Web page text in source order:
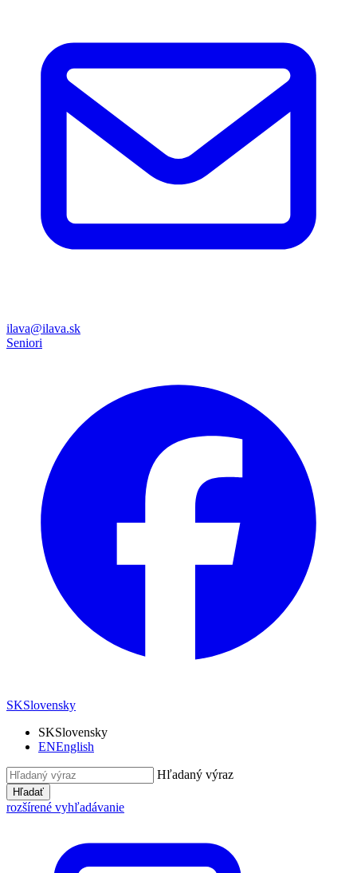
ilava@ilava.sk
Seniori
SKSlovensky
SKSlovensky
ENEnglish
Hľadaný výraz
Hľadať
rozšírené vyhľadávanie